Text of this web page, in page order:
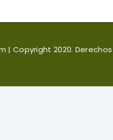
| Copyright 2020.